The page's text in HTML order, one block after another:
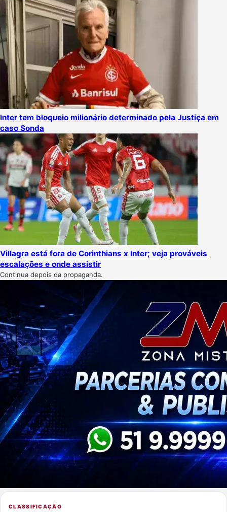
Inter tem bloqueio milionário determinado pela Justiça em
caso Sonda
Villagra está fora de Corinthians x Inter; veja prováveis
escalações e onde assistir
Continua depois da propaganda.
CLASSIFICAÇÃO